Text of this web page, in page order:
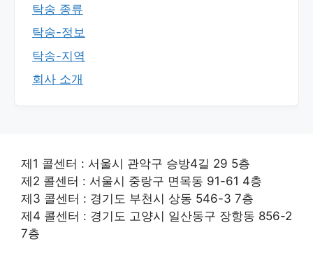
탁송 종류
탁송-정보
탁송-지역
회사 소개
제1 콜센터 : 서울시 관악구 승방4길 29 5층
제2 콜센터 : 서울시 중랑구 면목동 91-61 4층
제3 콜센터 : 경기도 부천시 상동 546-3 7층
제4 콜센터 : 경기도 고양시 일산동구 장항동 856-2
7층